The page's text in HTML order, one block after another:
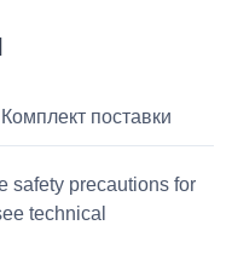
Комплект поставки
safety precautions for
technical